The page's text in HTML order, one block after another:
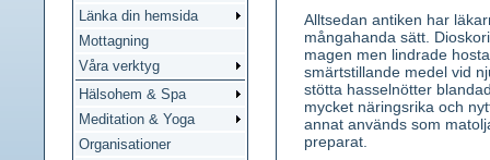
Länka din hemsida
Mottagning
Våra verktyg
Hälsohem & Spa
Meditation & Yoga
Organisationer
Alltsedan antiken har
mångahanda sätt.
magen men lindrade
smärtstillande medel vid
stötta hasselnötter
mycket näringsrika och
annat används som
preparat.